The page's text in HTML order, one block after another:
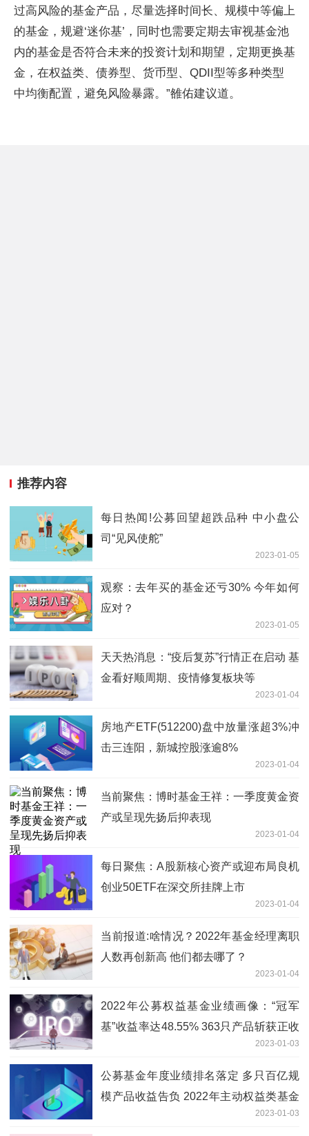
过高风险的基金产品，尽量选择时间长、规模中等偏上
的基金，规避‘迷你基’，同时也需要定期去审视基金池
内的基金是否符合未来的投资计划和期望，定期更换基
金，在权益类、债券型、货币型、QDII型等多种类型
中均衡配置，避免风险暴露。”雒佑建议道。
推荐内容
每日热闻!公募回望超跌品种 中小盘公
司“见风使舵”
2023-01-05
观察：去年买的基金还亏30% 今年如何
应对？
2023-01-05
天天热消息：“疫后复苏”行情正在启动 基
金看好顺周期、疫情修复板块等
2023-01-04
房地产ETF(512200)盘中放量涨超3%冲
击三连阳，新城控股涨逾8%
2023-01-04
当前聚焦：博时基金王祥：一季度黄金资
产或呈现先扬后抑表现
2023-01-04
每日聚焦：A股新核心资产或迎布局良机
创业50ETF在深交所挂牌上市
2023-01-04
当前报道:啥情况？2022年基金经理离职
人数再创新高 他们都去哪了？
2023-01-04
2022年公募权益基金业绩画像：“冠军
基”收益率达48.55% 363只产品斩获正收
2023-01-03
公募基金年度业绩排名落定 多只百亿规
模产品收益告负 2022年主动权益类基金
2023-01-03